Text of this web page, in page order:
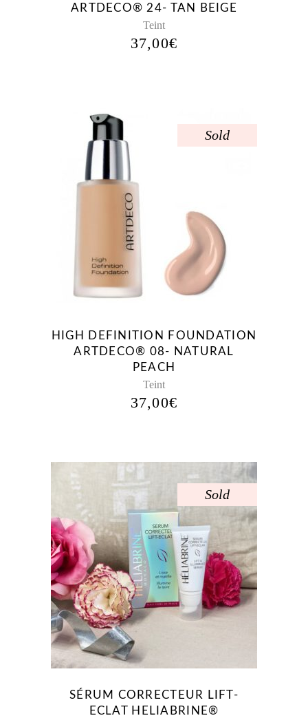
ARTDECO® 24- TAN BEIGE
Teint
37,00€
Sold
HIGH DEFINITION FOUNDATION
ARTDECO® 08- NATURAL
PEACH
Teint
37,00€
Sold
SÉRUM CORRECTEUR LIFT-
ECLAT HELIABRINE®